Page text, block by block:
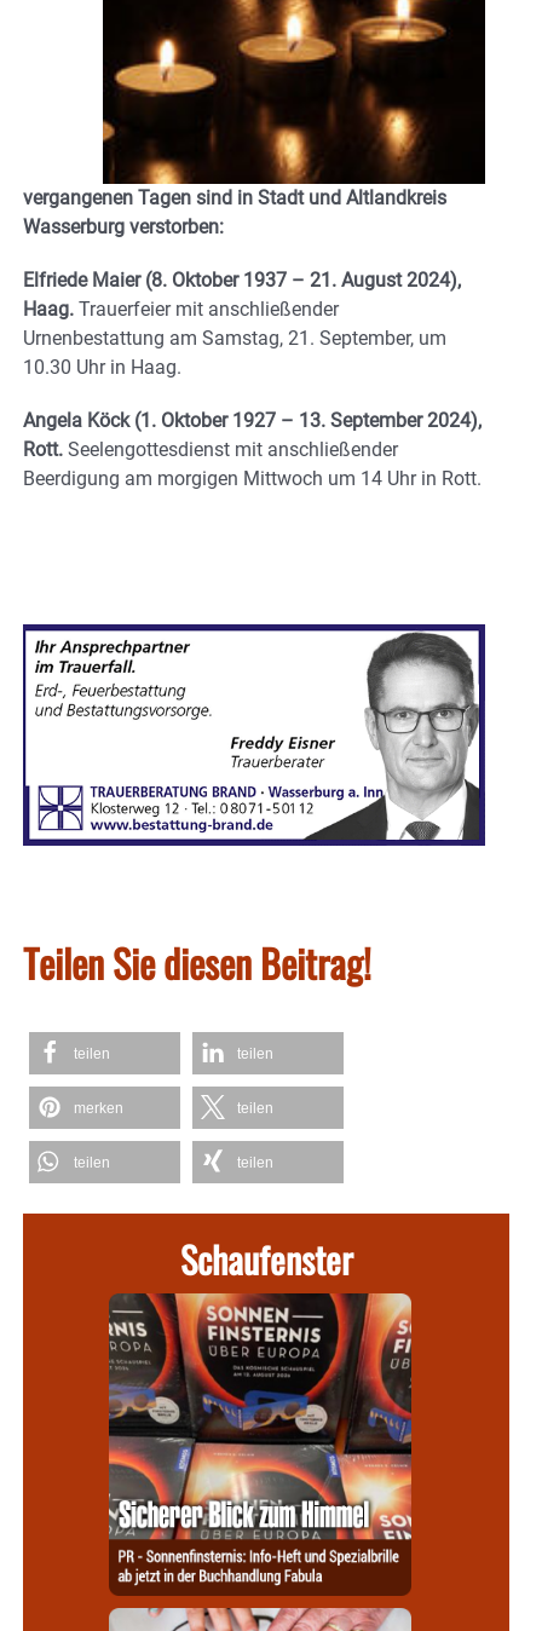
vergangenen Tagen sind in Stadt und Altlandkreis
Wasserburg verstorben:
Elfriede Maier (8. Oktober 1937 – 21. August 2024),
Haag. Trauerfeier mit anschließender
Urnenbestattung am Samstag, 21. September, um
10.30 Uhr in Haag.
Angela Köck (1. Oktober 1927 – 13. September 2024),
Rott. Seelengottesdienst mit anschließender
Beerdigung am morgigen Mittwoch um 14 Uhr in Rott.
Teilen Sie diesen Beitrag!
teilen teilen
merken teilen
teilen teilen
Schaufenster